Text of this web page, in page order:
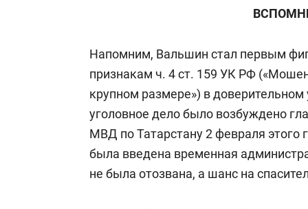
Напомним, Вальшин стал первым
признакам ч. 4 ст. 159 УК РФ
крупном размере») в
уголовное дело было возбуждено
МВД по Татарстану 2 февраля этого
была введена временная
не была отозвана, а шанс на